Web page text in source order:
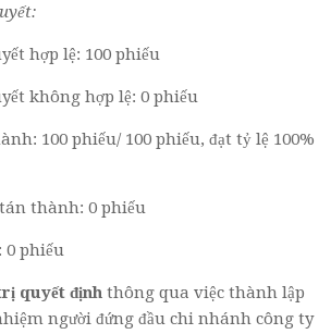
hợp lệ: 100 phiếu
không hợp lệ: 0 phiếu
100 phiếu/ 100 phiếu, đạt tỷ lệ 100%
thành: 0 phiếu
0 phiếu
quyết định thông qua việc thành lập
người đứng đầu chi nhánh công ty